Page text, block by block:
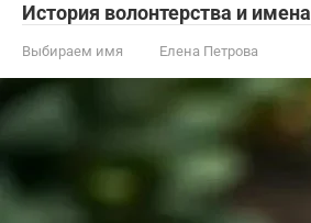
История волонтерства и имена
Выбираем имя Елена Петрова